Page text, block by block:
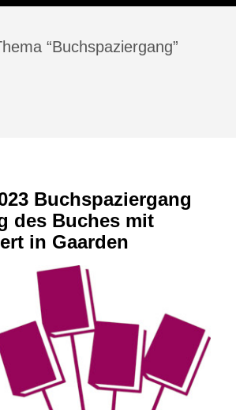
“Buchspaziergang”
Buchspaziergang
des Buches mit
in Gaarden